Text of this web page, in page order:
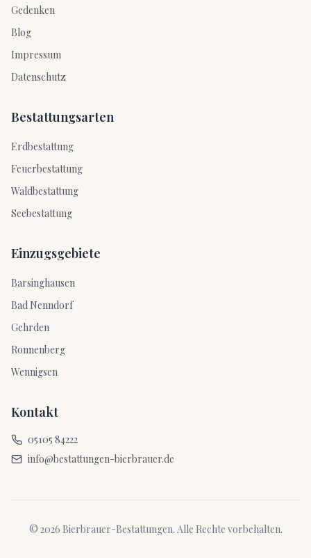
Gedenken
Blog
Impressum
Datenschutz
Bestattungsarten
Erdbestattung
Feuerbestattung
Waldbestattung
Seebestattung
Einzugsgebiete
Barsinghausen
Bad Nenndorf
Gehrden
Ronnenberg
Wennigsen
Kontakt
05105 84222
info@bestattungen-bierbrauer.de
© 2026 Bierbrauer-Bestattungen. Alle Rechte vorbehalten.